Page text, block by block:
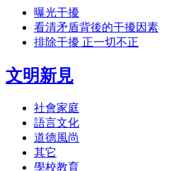
曝光干擾
看清矛盾背後的干擾因素
排除干擾 正一切不正
文明新見
社會家庭
語言文化
道德風尚
其它
學校教育